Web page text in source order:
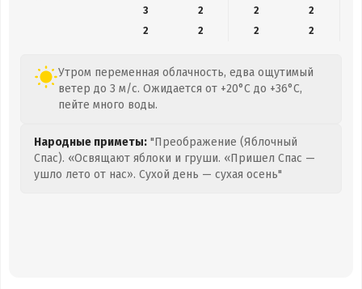
3
2 2
2
2
2 2 2
Утром переменная облачность, едва ощутимый
ветер до 3 м/с. Ожидается от +20°C до +36°C,
пейте много воды.
Народные приметы: "Преображение (Яблочный
Спас). «Освящают яблоки и груши. «Пришел Спас —
ушло лето от нас». Сухой день — сухая осень"